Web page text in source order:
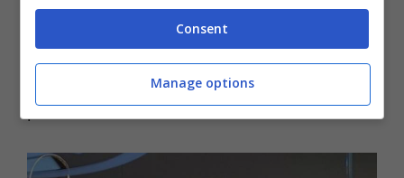
che ormai si avvia verso i
quattro milioni di followers. Del resto, con
scatti simili, like e commenti entusiasti non
possono mai mancare.
Consent
Manage options